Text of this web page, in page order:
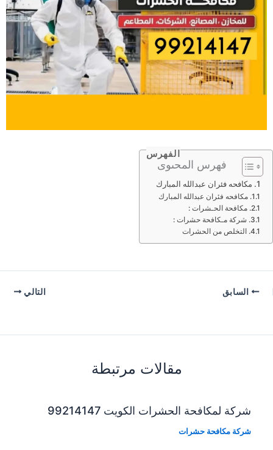
الفهرس
فهرس المحتوى
مكافحه فئران عبدالله المبارك
مكافحه فئران عبدالله المبارك
مكافحة الحـشرات :
شركة مـكافحة حشرات :
التخلص من الحشرات
السابق التالي
مقالات مرتبطة
شركة لمكافحة الحشرات الكويت 99214147
شركة مكافحة حشرات